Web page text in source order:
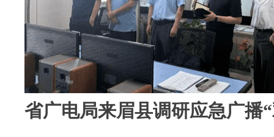
省广电局来眉县调研应急广播